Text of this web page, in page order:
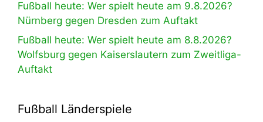
Fußball heute: Wer spielt heute am 9.8.2026?
Nürnberg gegen Dresden zum Auftakt
Fußball heute: Wer spielt heute am 8.8.2026?
Wolfsburg gegen Kaiserslautern zum Zweitliga-
Auftakt
Fußball Länderspiele